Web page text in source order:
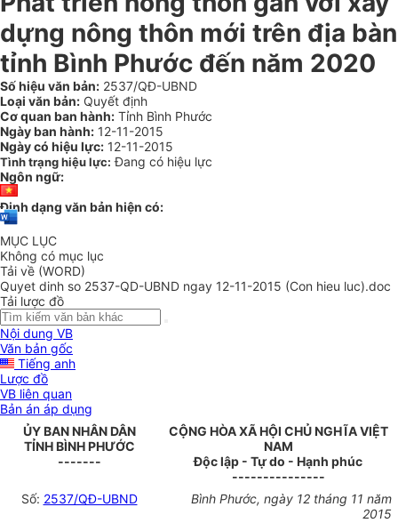
dựng nông thôn mới trên địa bàn
tỉnh Bình Phước đến năm 2020
Số hiệu văn bản: 2537/QĐ-UBND
Loại văn bản: Quyết định
Cơ quan ban hành: Tỉnh Bình Phước
Ngày ban hành: 12-11-2015
Ngày có hiệu lực: 12-11-2015
Tình trạng hiệu lực: Đang có hiệu lực
Ngôn ngữ:
Định dạng văn bản hiện có:
MỤC LỤC
Không có mục lục
Tải về (WORD)
Quyet dinh so 2537-QD-UBND ngay 12-11-2015 (Con hieu luc).doc
Tải lược đồ
Nội dung VB
Văn bản gốc
Tiếng anh
Lược đồ
VB liên quan
Bản án áp dụng
ỦY BAN NHÂN DÂN
TỈNH BÌNH PHƯỚC
-------
CỘNG HÒA XÃ HỘI CHỦ NGHĨA VIỆT
NAM
Độc lập - Tự do - Hạnh phúc
---------------
Số: 2537/QĐ-UBND
Bình Phước, ngày 12 tháng 11 năm
2015